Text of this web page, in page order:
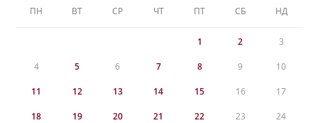
ПН ВТ СР ЧТ ПТ СБ НД
1 2 3
4 5 6 7 8 9 10
11 12 13 14 15 16 17
18 19 20 21 22 23 24